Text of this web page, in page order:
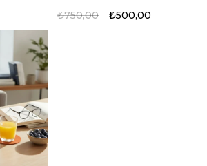
₺500,00
₺750,00